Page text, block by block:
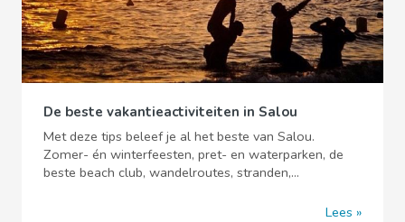
De beste vakantieactiviteiten in Salou
Met deze tips beleef je al het beste van Salou.
Zomer- én winterfeesten, pret- en waterparken, de
beste beach club, wandelroutes, stranden,...
Lees